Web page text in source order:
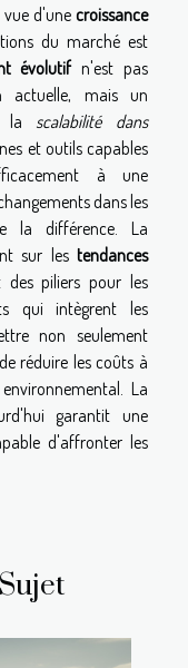
d'une croissance
du marché est
évolutifn'est pas
actuelle, mais un
la scalabilité dans
et outils capables
à une
dans les
la différence. La
sur lestendances
piliers pour les
qui intègrent les
non seulement
réduire les coûts à
La
garantit une
d'affronter les